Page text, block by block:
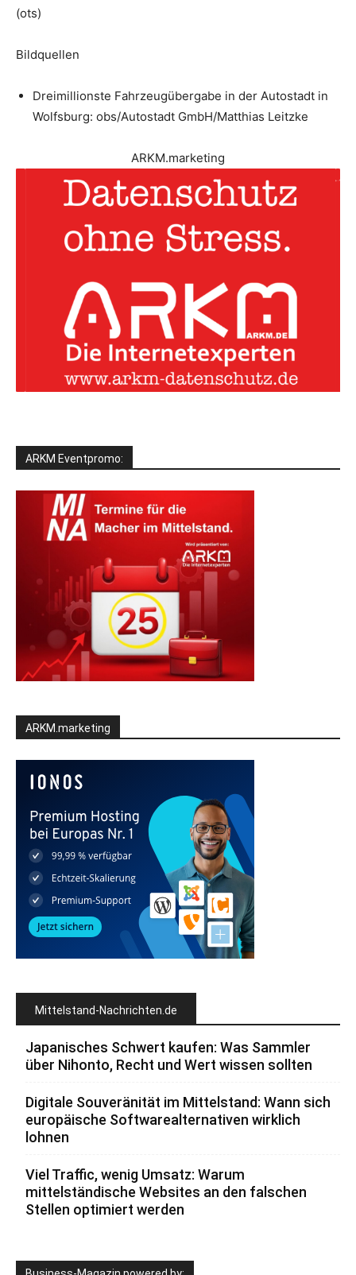
(ots)
Bildquellen
Dreimillionste Fahrzeugübergabe in der Autostadt in
Wolfsburg: obs/Autostadt GmbH/Matthias Leitzke
ARKM.marketing
ARKM Eventpromo:
ARKM.marketing
Mittelstand-Nachrichten.de
Japanisches Schwert kaufen: Was Sammler
über Nihonto, Recht und Wert wissen sollten
Digitale Souveränität im Mittelstand: Wann sich
europäische Softwarealternativen wirklich
lohnen
Viel Traffic, wenig Umsatz: Warum
mittelständische Websites an den falschen
Stellen optimiert werden